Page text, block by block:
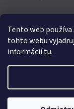
Tento web
tohto webu
informáciítu.
PINTEREST
Copyright 2026